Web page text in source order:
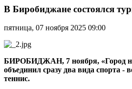
Биробиджане
состоялся
турнир
по
волетену
В Биробиджане состоялся
пятница, 07 ноября 2025 09:00
БИРОБИДЖАН, 7 ноября, «Город
объединил сразу два вида спорта -
теннис.